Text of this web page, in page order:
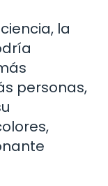
la
personas,